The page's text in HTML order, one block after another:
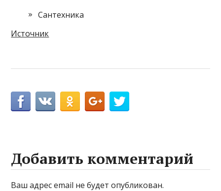
Сантехника
Источник
Добавить комментарий
Ваш адрес email не будет опубликован.